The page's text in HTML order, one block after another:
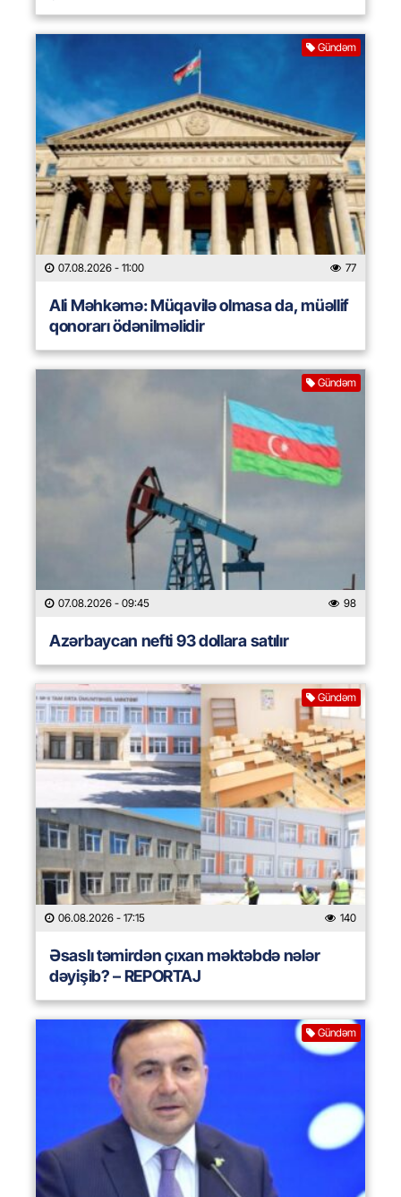
Gündəm
07.08.2026 - 11:00 77
Ali Məhkəmə: Müqavilə olmasa da, müəllif
qonorarı ödənilməlidir
Gündəm
07.08.2026 - 09:45 98
Azərbaycan nefti 93 dollara satılır
Gündəm
06.08.2026 - 17:15 140
Əsaslı təmirdən çıxan məktəbdə nələr
dəyişib? – REPORTAJ
Gündəm